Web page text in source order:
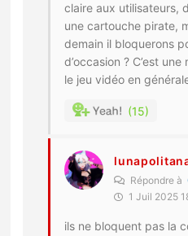
claire aux utilisateurs,
une cartouche pirate,
demain il bloquerons
d’occasion ? C’est
le jeu vidéo en
15
Répondre à
1 Juil 2025
ils ne bloquent pas la